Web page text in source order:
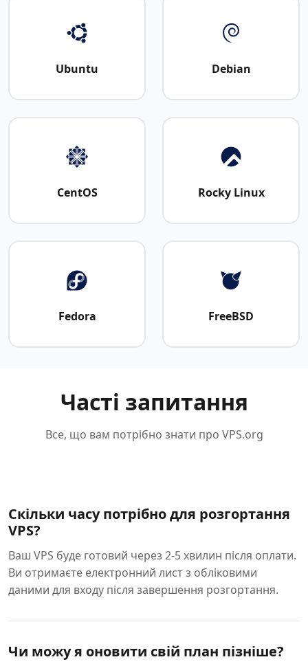
Ubuntu Debian
CentOS Rocky Linux
Fedora FreeBSD
Часті запитання
Все, що вам потрібно знати про VPS.org
Скільки часу потрібно для розгортання
VPS?
Ваш VPS буде готовий через 2-5 хвилин після оплати.
Ви отримаєте електронний лист з обліковими
даними для входу після завершення розгортання.
Чи можу я оновити свій план пізніше?